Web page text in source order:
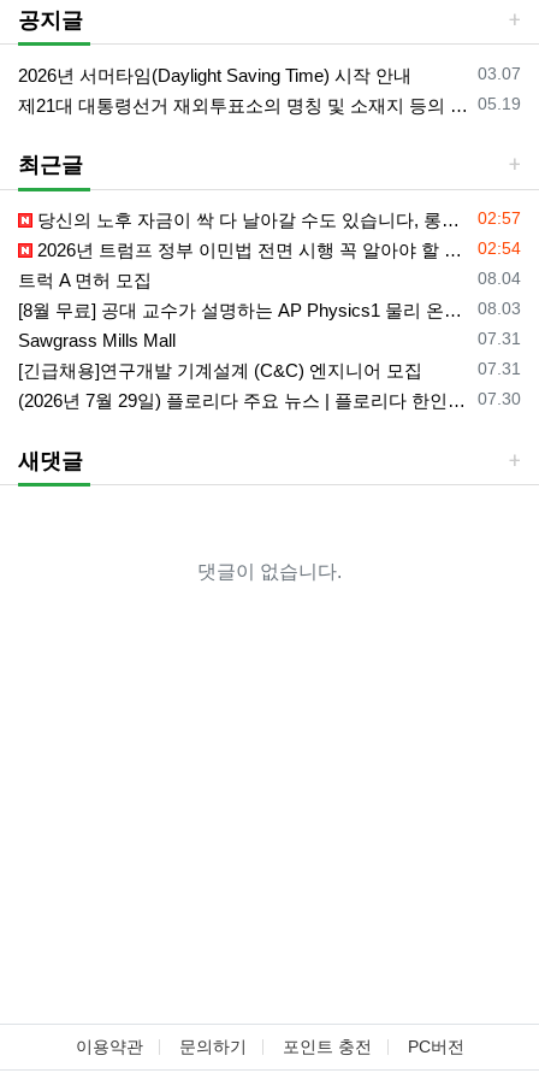
공지글
등록일
03.07
2026년 서머타임(Daylight Saving Time) 시작 안내
등록일
05.19
제21대 대통령선거 재외투표소의 명칭 및 소재지 등의 공고/올랜도 제외 투표소
최근글
등록일
02:57
당신의 노후 자금이 싹 다 날아갈 수도 있습니다, 롱텀케어 준비 하기
등록일
02:54
2026년 트럼프 정부 이민법 전면 시행 꼭 알아야 할 4가지!!
등록일
08.04
트럭 A 면허 모집
등록일
08.03
[8월 무료] 공대 교수가 설명하는 AP Physics1 물리 온라인 강의
등록일
07.31
Sawgrass Mills Mall
등록일
07.31
[긴급채용]연구개발 기계설계 (C&C) 엔지니어 모집
등록일
07.30
(2026년 7월 29일) 플로리다 주요 뉴스 | 플로리다 한인 닷컴
새댓글
댓글이 없습니다.
이용약관 문의하기 포인트 충전 PC버전